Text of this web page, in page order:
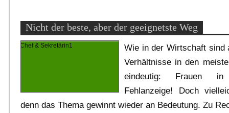
Nicht der beste, aber der geeignetste Weg
Wie in der Wirtschaft sind
Verhältnisse in den
eindeutig: Frauen in
Fehlanzeige! Doch
denn das Thema gewinnt wieder an Bedeutung. Zu